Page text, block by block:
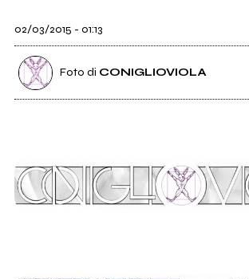
02/03/2015 - 01:13
Foto di CONIGLIOVIOLA